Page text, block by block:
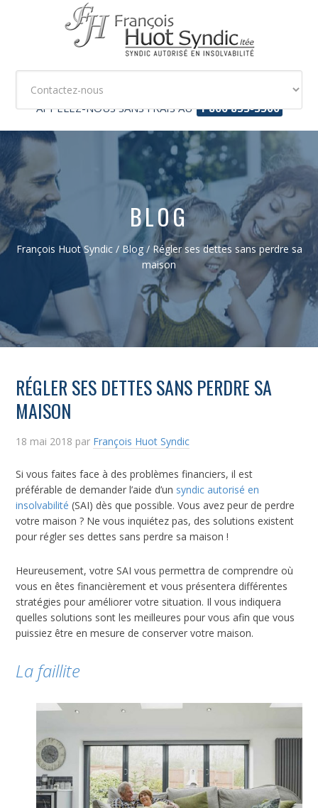
APPELEZ-NOUS SANS FRAIS AU 1 866 853-3500
BLOG
François Huot Syndic / Blog /Régler ses dettes sans perdre sa
maison
RÉGLER SES DETTES SANS PERDRE SA
MAISON
18 mai 2018 par François Huot Syndic
Si vous faites face à des problèmes financiers, il est
préférable de demander l’aide d’un syndic autorisé en
insolvabilité (SAI) dès que possible. Vous avez peur de perdre
votre maison ? Ne vous inquiétez pas, des solutions existent
pour régler ses dettes sans perdre sa maison !
Heureusement, votre SAI vous permettra de comprendre où
vous en êtes financièrement et vous présentera différentes
stratégies pour améliorer votre situation. Il vous indiquera
quelles solutions sont les meilleures pour vous afin que vous
puissiez être en mesure de conserver votre maison.
La faillite